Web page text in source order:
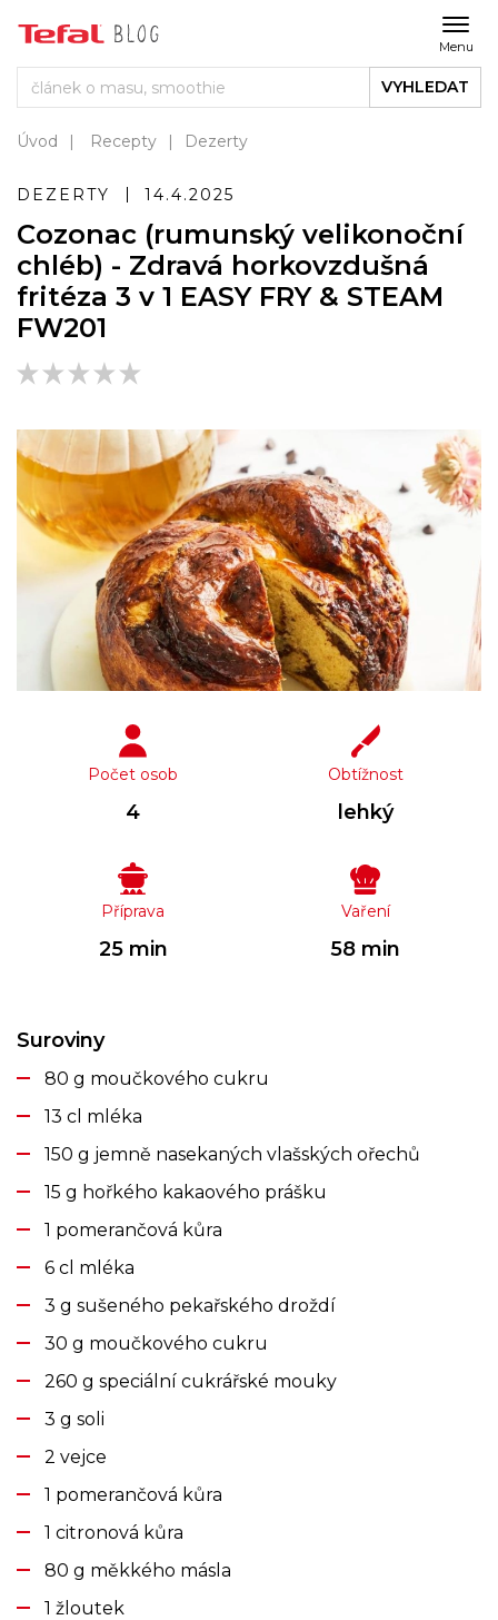
Menu
VYHLEDAT
Úvod Recepty Dezerty
DEZERTY 14.4.2025
Cozonac (rumunský velikonoční
chléb) - Zdravá horkovzdušná
fritéza 3 v 1 EASY FRY & STEAM
FW201
Počet osob
4
Obtížnost
lehký
Příprava
25 min
Vaření
58 min
Suroviny
80 g moučkového cukru
13 cl mléka
150 g jemně nasekaných vlašských ořechů
15 g hořkého kakaového prášku
1 pomerančová kůra
6 cl mléka
3 g sušeného pekařského droždí
30 g moučkového cukru
260 g speciální cukrářské mouky
3 g soli
2 vejce
1 pomerančová kůra
1 citronová kůra
80 g měkkého másla
1 žloutek